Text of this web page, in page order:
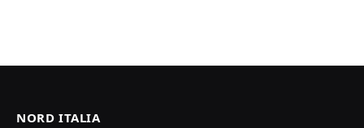
NORD ITALIA